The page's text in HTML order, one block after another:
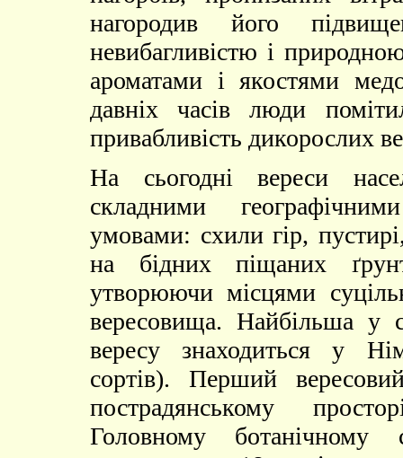
нагородив його
невибагливістю і
ароматами і якостями
давніх часів люди
привабливість дикорослих
До складу ботанічного саду входить 8 наукових відділів.
Молодежная внешность автомобиля наряду с хорошими
На сьогодні вереси
складними
умовами: схили гір,
на бідних піщаних
утворюючи місцями
вересовища. Найбільша у
вересу знаходиться у
сортів). Перший
пострадянському
Головному